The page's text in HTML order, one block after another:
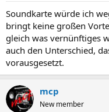
Soundkarte würde ich
bringt keine großen
gleich was vernünftiges
auch den Unterschied,
vorausgesetzt.
mcp
New member